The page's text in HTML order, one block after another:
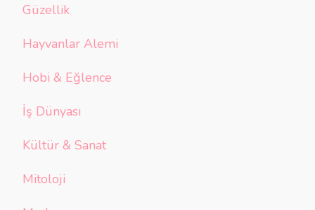
Güzellik
Hayvanlar Alemi
Hobi & Eğlence
İş Dünyası
Kültür & Sanat
Mitoloji